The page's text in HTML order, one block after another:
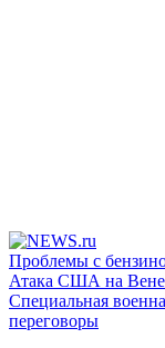
Проблемы с
Атака США на
Специальная
переговоры